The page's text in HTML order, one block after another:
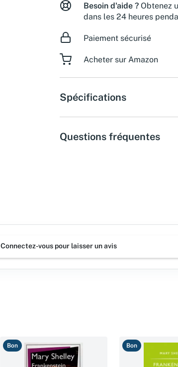
Besoin d'aide ? Obtenez
dans les 24 heures
Paiement sécurisé
Acheter sur Amazon
Spécifications
Questions fréquentes
Connectez-vous pour laisser un avis
Bon Bon